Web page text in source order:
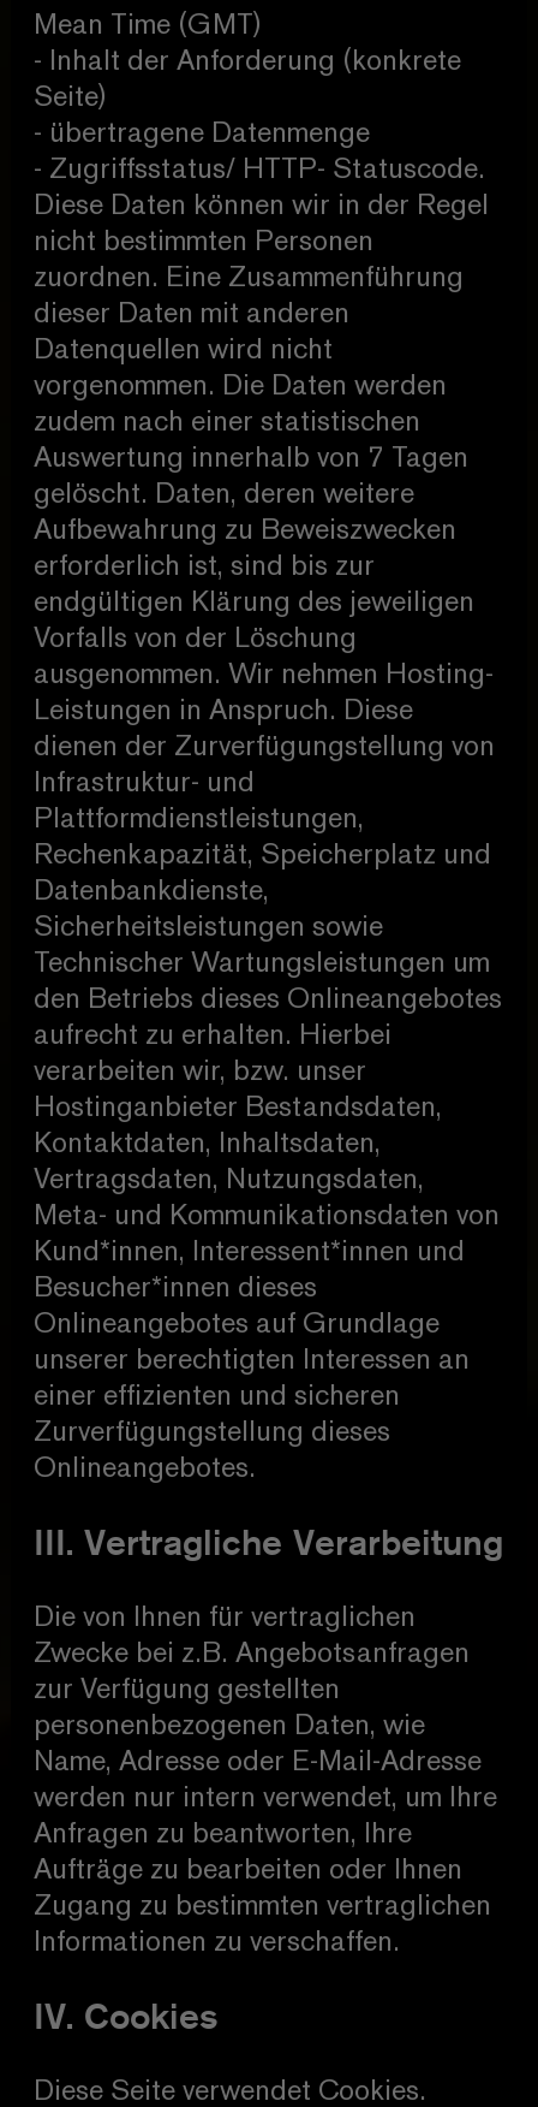
Mean Time (GMT)
- Inhalt der Anforderung (konkrete
Seite)
- übertragene Datenmenge
- Zugriffsstatus/ HTTP- Statuscode.
Diese Daten können wir in der Regel
nicht bestimmten Personen
zuordnen. Eine Zusammenführung
dieser Daten mit anderen
Datenquellen wird nicht
vorgenommen. Die Daten werden
zudem nach einer statistischen
Auswertung innerhalb von 7 Tagen
gelöscht. Daten, deren weitere
Aufbewahrung zu Beweiszwecken
erforderlich ist, sind bis zur
endgültigen Klärung des jeweiligen
Vorfalls von der Löschung
ausgenommen. Wir nehmen Hosting-
Leistungen in Anspruch. Diese
dienen der Zurverfügungstellung von
Infrastruktur- und
Plattformdienstleistungen,
Rechenkapazität, Speicherplatz und
Datenbankdienste,
Sicherheitsleistungen sowie
Technischer Wartungsleistungen um
den Betriebs dieses Onlineangebotes
aufrecht zu erhalten. Hierbei
verarbeiten wir, bzw. unser
Hostinganbieter Bestandsdaten,
Kontaktdaten, Inhaltsdaten,
Vertragsdaten, Nutzungsdaten,
Meta- und Kommunikationsdaten von
Kund*innen, Interessent*innen und
Besucher*innen dieses
Onlineangebotes auf Grundlage
unserer berechtigten Interessen an
einer effizienten und sicheren
Zurverfügungstellung dieses
Onlineangebotes.
III. Vertragliche Verarbeitung
Die von Ihnen für vertraglichen
Zwecke bei z.B. Angebotsanfragen
zur Verfügung gestellten
personenbezogenen Daten, wie
Name, Adresse oder E-Mail-Adresse
werden nur intern verwendet, um Ihre
Anfragen zu beantworten, Ihre
Aufträge zu bearbeiten oder Ihnen
Zugang zu bestimmten vertraglichen
Informationen zu verschaffen.
IV. Cookies
Diese Seite verwendet Cookies.